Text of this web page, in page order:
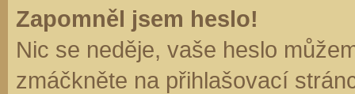
Zapomněl jsem heslo!
Nic se neděje, vaše heslo
zmáčkněte na přihlašovací